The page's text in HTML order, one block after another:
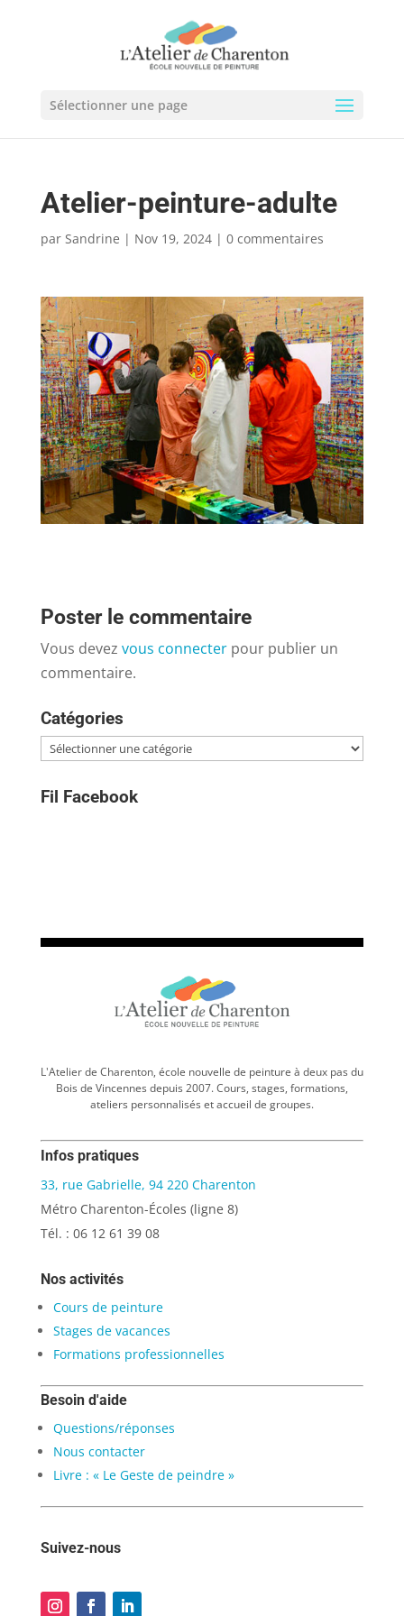
Sélectionner une page
Atelier-peinture-adulte
par Sandrine | Nov 19, 2024| 0 commentaires
Poster le commentaire
Vous devez vous connecterpour publier un
commentaire.
Catégories
Catégories
Fil Facebook
L'Atelier de Charenton, école nouvelle de peinture à deux pas du
Bois de Vincennes depuis 2007. Cours, stages, formations,
ateliers personnalisés et accueil de groupes.
Infos pratiques
33, rue Gabrielle, 94 220 Charenton
Métro Charenton-Écoles (ligne 8)
Tél. : 06 12 61 39 08
Nos activités
Cours de peinture
Stages de vacances
Formations professionnelles
Besoin d'aide
Questions/réponses
Nous contacter
Livre : « Le Geste de peindre »
Suivez-nous